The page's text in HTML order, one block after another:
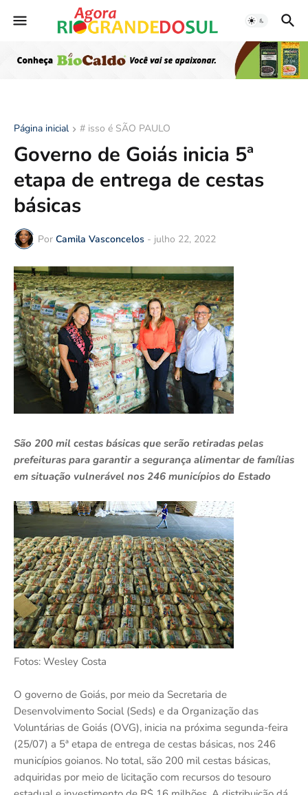
Página inicial # isso é SÃO PAULO
Governo de Goiás inicia 5ª
etapa de entrega de cestas
básicas
Por Camila Vasconcelos - julho 22, 2022
São 200 mil cestas básicas que serão retiradas pelas
prefeituras para garantir a segurança alimentar de famílias
em situação vulnerável nos 246 municípios do Estado
Fotos: Wesley Costa
O governo de Goiás, por meio da Secretaria de
Desenvolvimento Social (Seds) e da Organização das
Voluntárias de Goiás (OVG), inicia na próxima segunda-feira
(25/07) a 5ª etapa de entrega de cestas básicas, nos 246
municípios goianos. No total, são 200 mil cestas básicas,
adquiridas por meio de licitação com recursos do tesouro